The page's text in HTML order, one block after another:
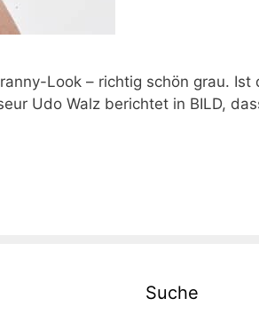
Look – richtig schön grau. Ist
Udo Walz berichtet in BILD,
Suche